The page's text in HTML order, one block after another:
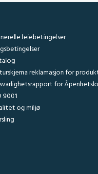
leiebetingelser
reklamasjon for
for
9001
og miljø